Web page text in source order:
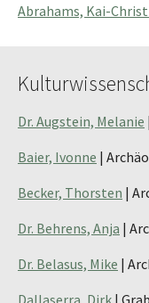
Abrahams, Kai-
Dr. Augstein, Melanie
Baier, Ivonne |
Becker, Thorsten |
Dr. Behrens, Anja |
Dr. Belasus, Mike |
Dallaserra, Dirk |